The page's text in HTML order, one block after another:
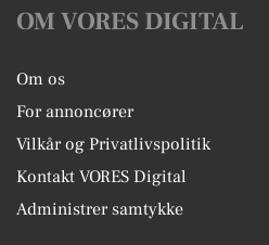
OM VORES DIGITAL
Om os
For annoncører
Vilkår og Privatlivspolitik
Kontakt VORES Digital
Administrer samtykke